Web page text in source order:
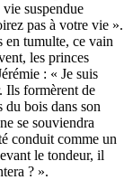
suspendue
pas à votre vie ».
en tumulte, ce vain
les princes
: « Je suis
Ils formèrent de
du bois dans son
se souviendra
conduit comme un
le ton­deur, il
? ».